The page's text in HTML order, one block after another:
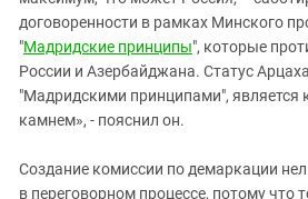
договоренности в рамках Минского
"Мадридские принципы", которые
России и Азербайджана. Статус
"Мадридскими принципами", является
камнем», - пояснил он.
Создание комиссии по демаркации
в переговорном процессе, потому что